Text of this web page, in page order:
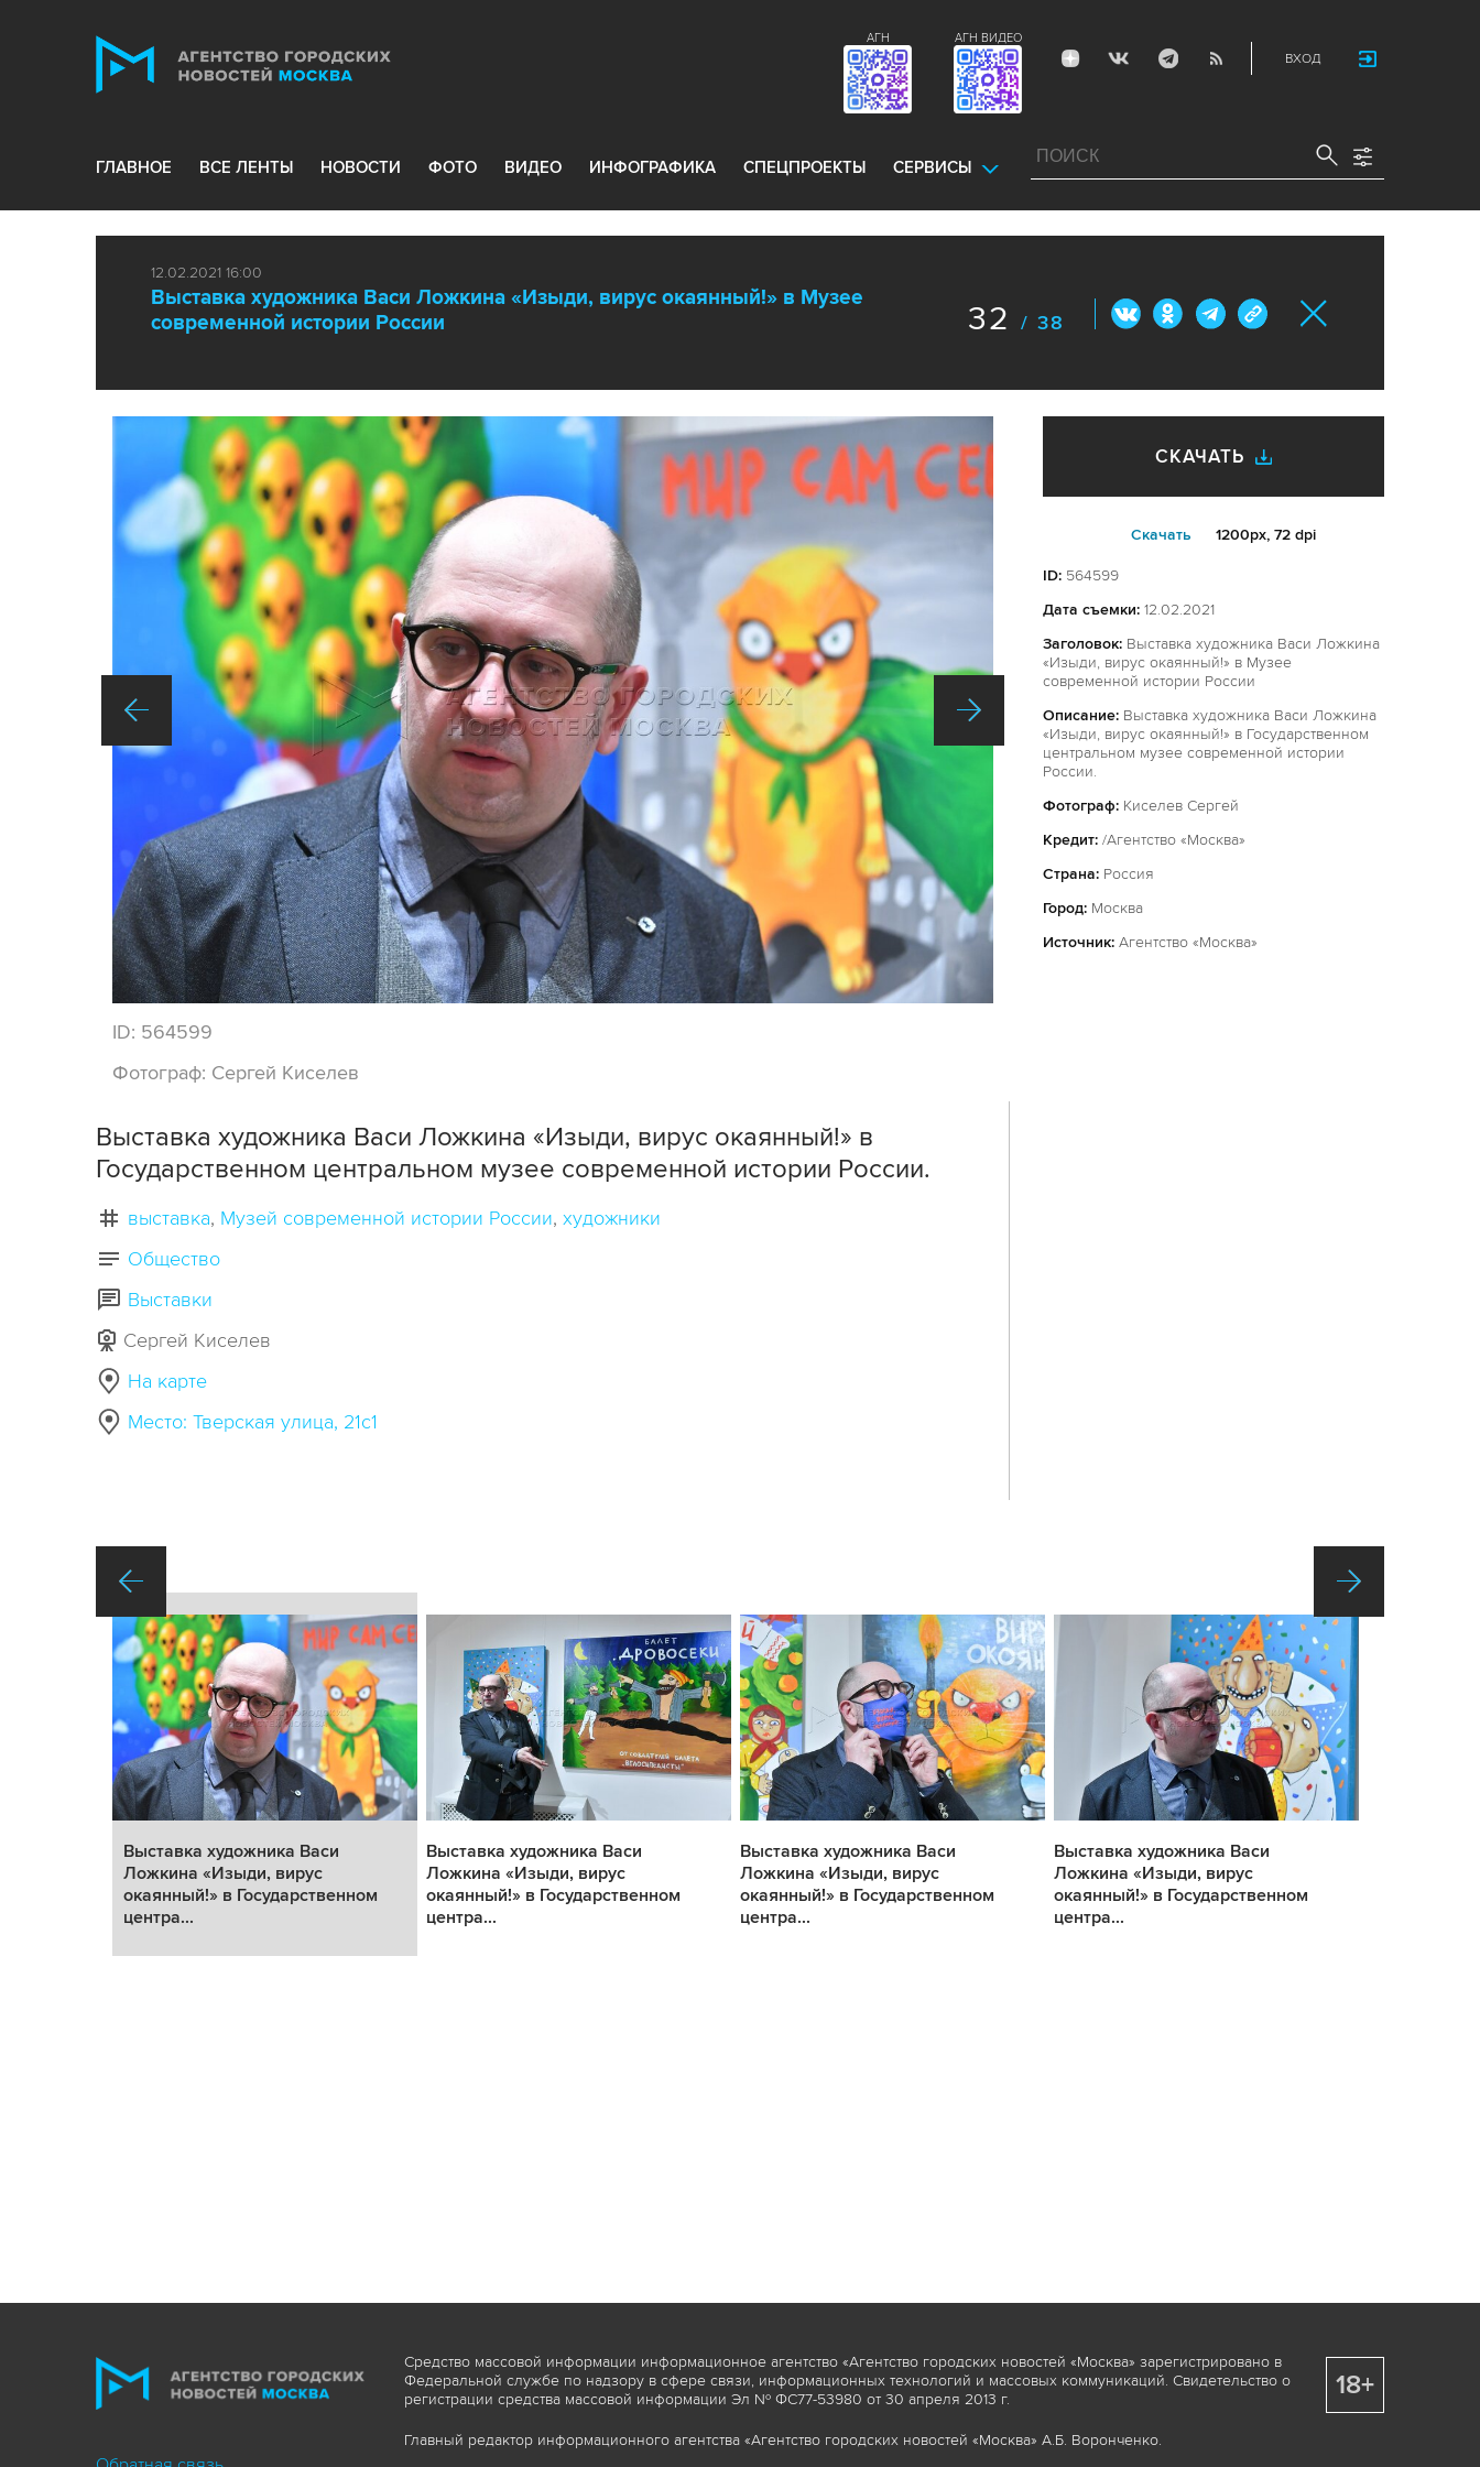
ВХОД
АГН ВИДЕО
АГН
ГЛАВНОЕ ВСЕ ЛЕНТЫ НОВОСТИ ФОТО ВИДЕО ИНФОГРАФИКА СПЕЦПРОЕКТЫ СЕРВИСЫ
12.02.2021 16:00
Выставка художника Васи Ложкина «Изыди, вирус окаянный!» в Музее
современной истории России
32 / 38
ID: 564599
Фотограф: Сергей Киселев
СКАЧАТЬ
Cкачать 1200px, 72 dpi
ID: 564599
Дата съемки: 12.02.2021
Заголовок: Выставка художника Васи Ложкина
«Изыди, вирус окаянный!» в Музее
современной истории России
Описание: Выставка художника Васи Ложкина
«Изыди, вирус окаянный!» в Государственном
центральном музее современной истории
России.
Фотограф: Киселев Сергей
Кредит: /Агентство «Москва»
Страна: Россия
Город: Москва
Источник: Агентство «Москва»
Выставка художника Васи Ложкина «Изыди, вирус окаянный!» в
Государственном центральном музее современной истории России.
выставка Музей современной истории России художники
Общество
Выставки
Сергей Киселев
На карте
Место: Тверская улица, 21с1
Выставка художника Васи
Ложкина «Изыди, вирус
окаянный!» в Государственном
центра...
Выставка художника Васи
Ложкина «Изыди, вирус
окаянный!» в Государственном
центра...
Выставка художника Васи
Ложкина «Изыди, вирус
окаянный!» в Государственном
центра...
Выставка художника Васи
Ложкина «Изыди, вирус
окаянный!» в Государственном
центра...
Средство массовой информации информационное агентство «Агентство городских новостей «Москва» зарегистрировано в
Федеральной службе по надзору в сфере связи, информационных технологий и массовых коммуникаций. Свидетельство о
регистрации средства массовой информации Эл № ФС77-53980 от 30 апреля 2013 г.
Главный редактор информационного агентства «Агентство городских новостей «Москва» А.Б. Воронченко.
18+